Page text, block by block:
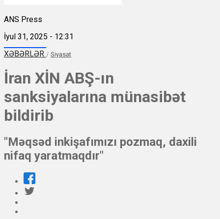
ANS Press
İyul 31, 2025 - 12:31
XƏBƏRLƏR / Siyasət
İran XİN ABŞ-ın
sanksiyalarına münasibət
bildirib
"Məqsəd inkişafımızı pozmaq, daxili
nifaq yaratmaqdır"